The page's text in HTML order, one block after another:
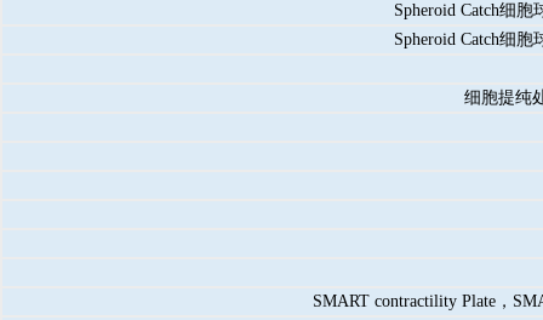
Spheroid Catch细
Spheroid Catch细
细胞提纯
SMART contractility Plate，